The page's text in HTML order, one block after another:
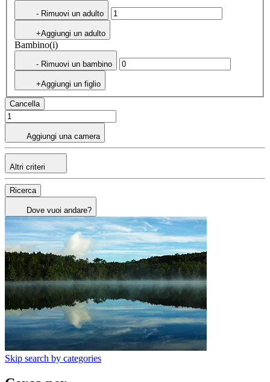
- Rimuovi un adulto
+Aggiungi un adulto
Bambino(i)
- Rimuovi un bambino
+Aggiungi un figlio
Cancella
Aggiungi una camera
Altri criteri
Ricerca
Dove vuoi andare?
Skip search by categories